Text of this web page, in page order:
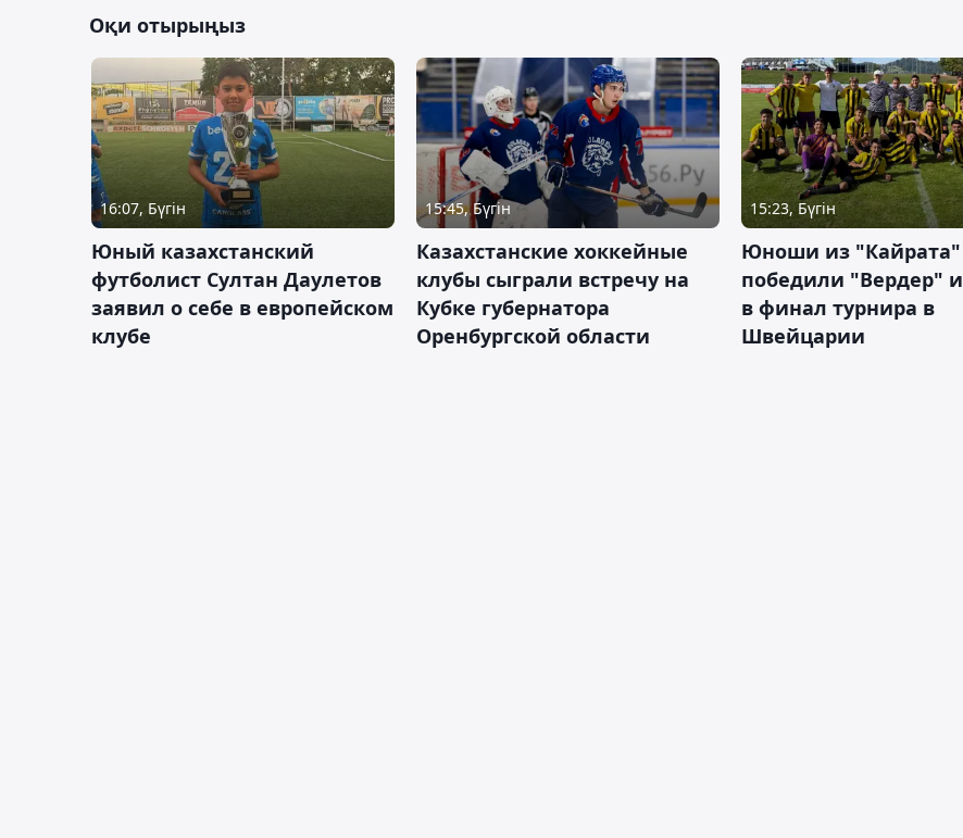
Оқи отырыңыз
16:07, Бүгін
Юный казахстанский
футболист Султан Даулетов
заявил о себе в европейском
клубе
15:45, Бүгін
Казахстанские хоккейные
клубы сыграли встречу на
Кубке губернатора
Оренбургской области
15:23, Бүгін
Юноши из "Кайрата"
победили "Вердер"
в финал турнира в
Швейцарии